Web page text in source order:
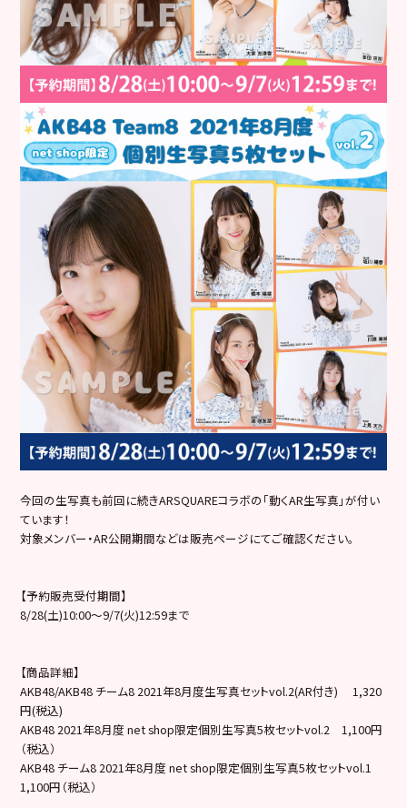
今回の生写真も前回に続きARSQUAREコラボの「動くAR生写真」が付い
ています！
対象メンバー・AR公開期間などは販売ページにてご確認ください。
【予約販売受付期間】
8/28(土)10:00～9/7(火)12:59まで
【商品詳細】
AKB48/AKB48 チーム8 2021年8月度生写真セットvol.2(AR付き) 1,320
円(税込)
AKB48 2021年8月度 net shop限定個別生写真5枚セットvol.2 1,100円
（税込）
AKB48 チーム8 2021年8月度 net shop限定個別生写真5枚セットvol.1
1,100円（税込）